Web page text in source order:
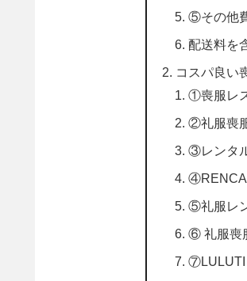
⑤その他
配送料を
コスパ良い
①喪服レ
②礼服喪
③レンタ
④RENCA
⑤礼服レ
⑥ 礼服喪
⑦LULUTI